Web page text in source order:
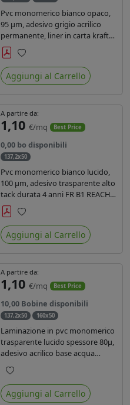
Pvc monomerico bianco opaco,
95 µm, adesivo grigio acrilico
permanente, liner in carta kraft
siliconata 135gr/mq. Durata 3
anni, certificato FR B1, conforme
al REACH, stampa con ink
solvente, ecosolvente, uv e latex (
Preferiti
Aggiungi al Carrello
A partire da:
1,10 €/mq Best Price
0,00 bo disponibili
137,2x50
Pvc monomerico bianco lucido,
100 µm, adesivo trasparente alto
tack durata 4 anni FR B1 REACH
per stampa solvente ecosolvente
uv latex, Liner in carta KRAFT
monosiliconata 135gr. brand
Intercoat.
Preferiti
Aggiungi al Carrello
A partire da:
1,10 €/mq Best Price
10,00 Bobine disponibili
137,2x50 160x50
Laminazione in pvc monomerico
trasparente lucido spessore 80µ,
adesivo acrilico base acqua
permanente, liner in carta
glassine siliconata da 72 gr. Durata
3 anni, ideale per laminare stampe
con ink solvente, eco-solvente e
Preferiti
Aggiungi al Carrello